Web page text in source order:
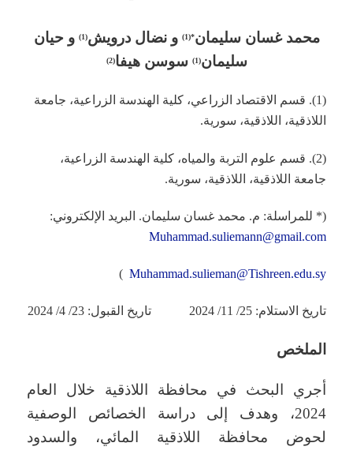
محمد غسان سليمان*(1) و نضال درويش(1)
و حيان
سليمان(1) سوسن هيفا(2)
(1). قسم الاقتصاد الزراعي، كلية الهندسة الزراعية، جامعة
اللاذقية، اللاذقية، سورية.
(2). قسم علوم التربة والمياه، كلية الهندسة الزراعية،
جامعة اللاذقية، اللاذقية، سورية.
(* للمراسلة: م. محمد غسان سليمان. البريد الإلكتروني:
Muhammad.suliemann@gmail.com
Muhammad.sulieman@Tishreen.edu.sy
)
تاريخ الاستلام: 25/ 11/ 2024 تاريخ القبول: 23/ 4/ 2024
الملخص
أجري البحث في محافظة اللاذقية خلال العام
2024، وهدف إلى دراسة الخصائص الوصفية
لحوض محافظة اللاذقية المائي، والسدود